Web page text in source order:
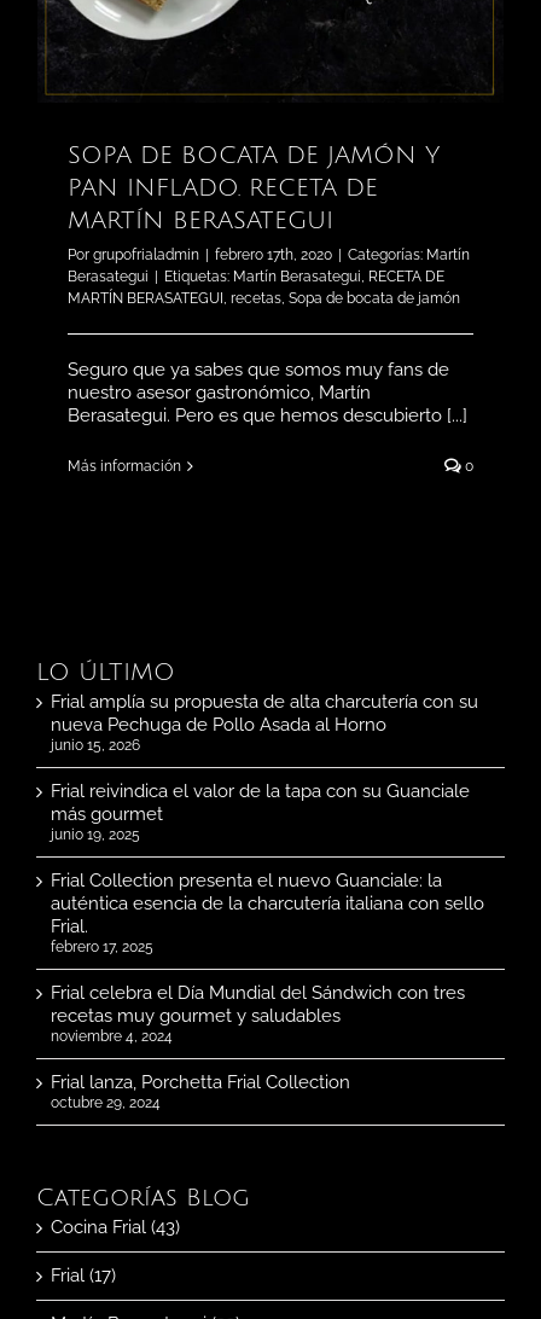
SOPA DE BOCATA DE JAMÓN Y
PAN INFLADO. RECETA DE
MARTÍN BERASATEGUI
Por grupofrialadmin | febrero 17th, 2020 | Categorías: Martín
Berasategui | Etiquetas: Martín Berasategui RECETA DE
MARTÍN BERASATEGUI recetas Sopa de bocata de jamón
Seguro que ya sabes que somos muy fans de
nuestro asesor gastronómico, Martín
Berasategui. Pero es que hemos descubierto [...]
Más información 0
LO ÚLTIMO
Frial amplía su propuesta de alta charcutería con su
nueva Pechuga de Pollo Asada al Horno
junio 15, 2026
Frial reivindica el valor de la tapa con su Guanciale
más gourmet
junio 19, 2025
Frial Collection presenta el nuevo Guanciale: la
auténtica esencia de la charcutería italiana con sello
Frial.
febrero 17, 2025
Frial celebra el Día Mundial del Sándwich con tres
recetas muy gourmet y saludables
noviembre 4, 2024
Frial lanza, Porchetta Frial Collection
octubre 29, 2024
Categorías Blog
Cocina Frial (43)
Frial (17)